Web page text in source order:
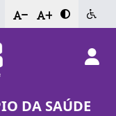
- +
DA SAÚDE